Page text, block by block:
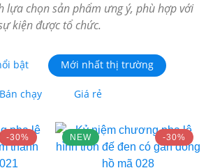
lựa chọn sản phẩm ưng ý, phù hợp với
kiện được tổ chức.
bật Mới nhất thị trường
Bán chạy Giá rẻ
-30% NEW -30%